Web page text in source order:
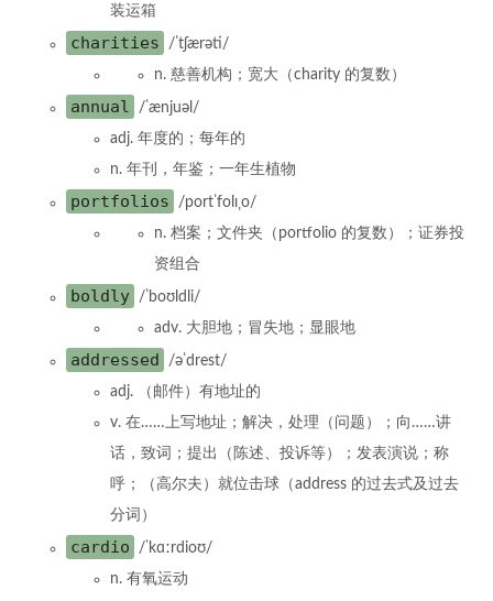
装运箱
charities
/ˈtʃærəti/
n. 慈善机构；宽大（charity 的复数）
annual
/ˈænjuəl/
adj. 年度的；每年的
n. 年刊，年鉴；一年生植物
portfolios
/portˈfolɪˌo/
n. 档案；文件夹（portfolio 的复数）；证券投
资组合
boldly
/ˈboʊldli/
adv. 大胆地；冒失地；显眼地
addressed
/əˈdrest/
adj. （邮件）有地址的
v. 在……上写地址；解决，处理（问题）；向……讲
话，致词；提出（陈述、投诉等）；发表演说；称
呼；（高尔夫）就位击球（address 的过去式及过去
分词）
cardio
/ˈkɑːrdioʊ/
n. 有氧运动